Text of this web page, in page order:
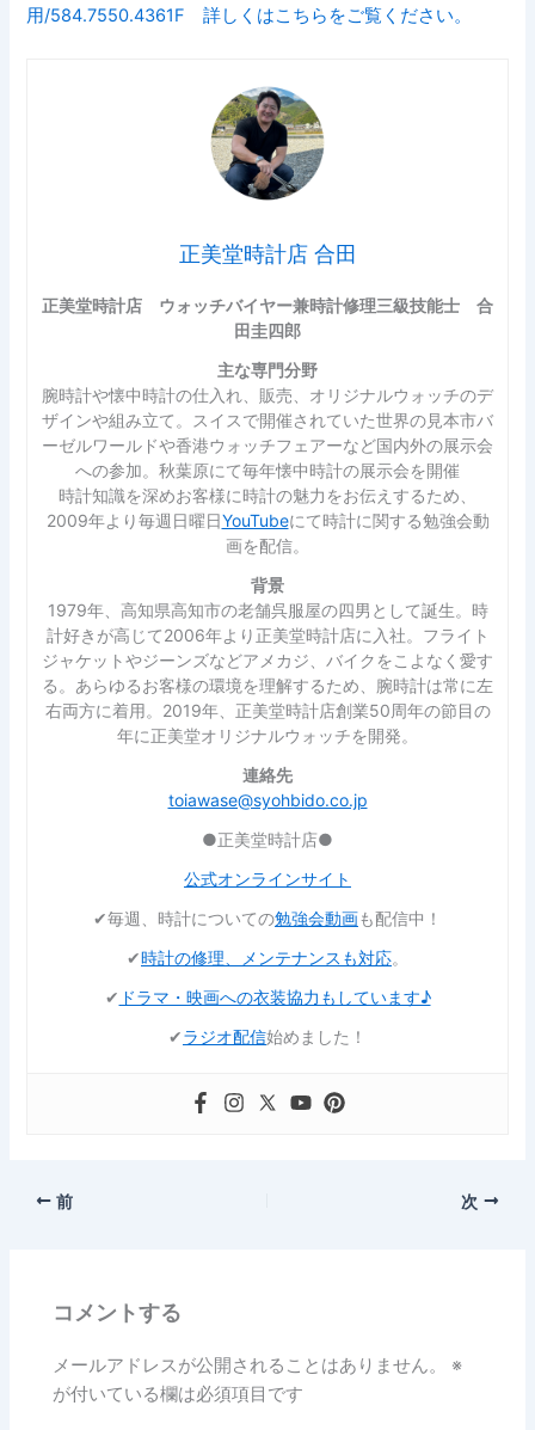
用/584.7550.4361F 詳しくはこちらをご覧ください。
正美堂時計店 合田
正美堂時計店 ウォッチバイヤー兼時計修理三級技能士 合
田圭四郎
主な専門分野
腕時計や懐中時計の仕入れ、販売、オリジナルウォッチのデ
ザインや組み立て。スイスで開催されていた世界の見本市バ
ーゼルワールドや香港ウォッチフェアーなど国内外の展示会
への参加。秋葉原にて毎年懐中時計の展示会を開催
時計知識を深めお客様に時計の魅力をお伝えするため、
2009年より毎週日曜日YouTubeにて時計に関する勉強会動
画を配信。
背景
1979年、高知県高知市の老舗呉服屋の四男として誕生。時
計好きが高じて2006年より正美堂時計店に入社。フライト
ジャケットやジーンズなどアメカジ、バイクをこよなく愛す
る。あらゆるお客様の環境を理解するため、腕時計は常に左
右両方に着用。2019年、正美堂時計店創業50周年の節目の
年に正美堂オリジナルウォッチを開発。
連絡先
toiawase@syohbido.co.jp
●正美堂時計店●
公式オンラインサイト
✔︎毎週、時計についての勉強会動画も配信中！
✔︎時計の修理、メンテナンスも対応。
✔︎ ドラマ・映画への衣装協力もしています♪
✔︎ラジオ配信始めました！
前 次
コメントする
メールアドレスが公開されることはありません。
※
が付いている欄は必須項目です